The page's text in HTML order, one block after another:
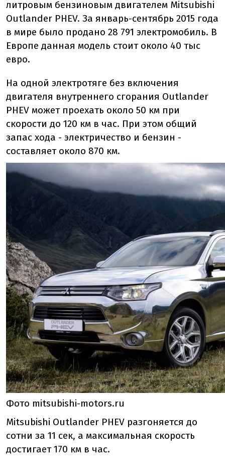
литровым бензиновым двигателем Mitsubishi
Outlander PHEV. За январь-сентябрь 2015 года
в мире было продано 28 791 электромобиль. В
Европе данная модель стоит около 40 тыс
евро.
На одной электротяге без включения
двигателя внутреннего сгорания Outlander
PHEV может проехать около 50 км при
скорости до 120 км в час. При этом общий
запас хода - электричество и бензин -
составляет около 870 км.
Фото mitsubishi-motors.ru
Mitsubishi Outlander PHEV разгоняется до
сотни за 11 сек, а максимальная скорость
достигает 170 км в час.